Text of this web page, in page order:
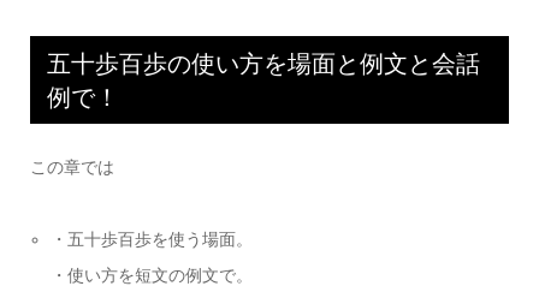
五十歩百歩の使い方を場面と例文と会話
例で！
この章では
・五十歩百歩を使う場面。
・使い方を短文の例文で。